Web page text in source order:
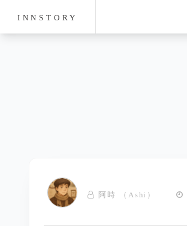
INNSTORY
阿時 （Ashi）